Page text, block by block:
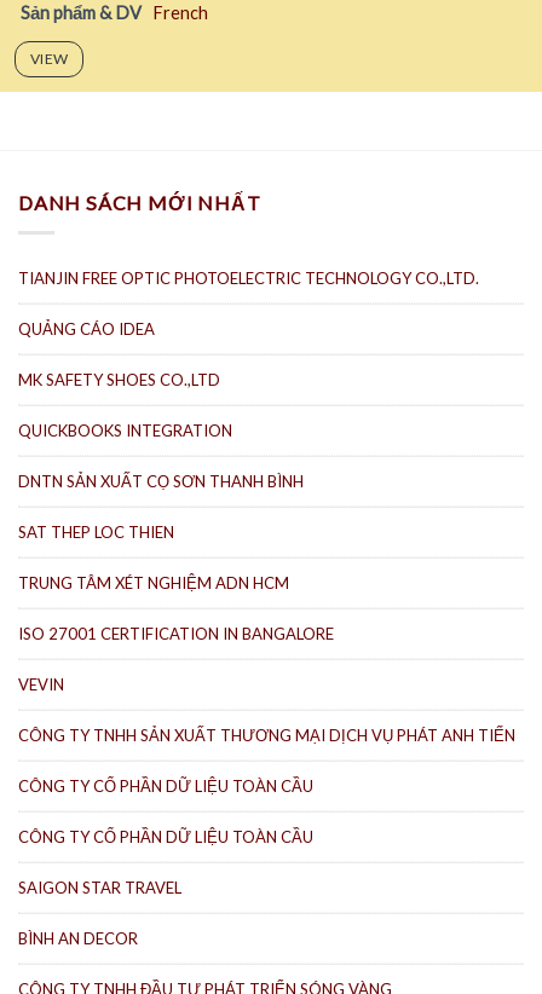
Sản phẩm & DV French
VIEW
DANH SÁCH MỚI NHẤT
TIANJIN FREE OPTIC PHOTOELECTRIC TECHNOLOGY CO.,LTD.
QUẢNG CÁO IDEA
MK SAFETY SHOES CO.,LTD
QUICKBOOKS INTEGRATION
DNTN SẢN XUẤT CỌ SƠN THANH BÌNH
SAT THEP LOC THIEN
TRUNG TÂM XÉT NGHIỆM ADN HCM
ISO 27001 CERTIFICATION IN BANGALORE
VEVIN
CÔNG TY TNHH SẢN XUẤT THƯƠNG MẠI DỊCH VỤ PHÁT ANH TIẾN
CÔNG TY CỔ PHẦN DỮ LIỆU TOÀN CẦU
CÔNG TY CỔ PHẦN DỮ LIỆU TOÀN CẦU
SAIGON STAR TRAVEL
BÌNH AN DECOR
CÔNG TY TNHH ĐẦU TƯ PHÁT TRIỂN SÓNG VÀNG